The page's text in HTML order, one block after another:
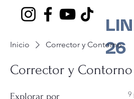
26
Inicio Corrector y Contorno
Corrector y Contorno
Explorar por 9